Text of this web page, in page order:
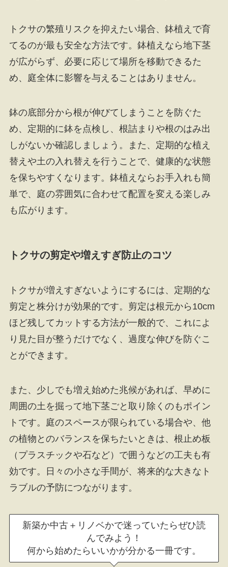
トクサの繁殖リスクを抑えたい場合、鉢植えで育
てるのが最も安全な方法です。鉢植えなら地下茎
が広がらず、必要に応じて場所を移動できるた
め、庭全体に影響を与えることはありません。
鉢の底部分から根が伸びてしまうことを防ぐた
め、定期的に鉢を点検し、根詰まりや根のはみ出
しがないか確認しましょう。また、定期的な植え
替えや土の入れ替えを行うことで、健康的な状態
を保ちやすくなります。鉢植えならお手入れも簡
単で、庭の雰囲気に合わせて配置を変える楽しみ
も広がります。
トクサの剪定や増えすぎ防止のコツ
トクサが増えすぎないようにするには、定期的な
剪定と株分けが効果的です。剪定は根元から10cm
ほど残してカットする方法が一般的で、これによ
り見た目が整うだけでなく、過度な伸びを防ぐこ
とができます。
また、少しでも増え始めた兆候があれば、早めに
周囲の土を掘って地下茎ごと取り除くのもポイン
トです。庭のスペースが限られている場合や、他
の植物とのバランスを保ちたいときは、根止め板
（プラスチックや石など）で囲うなどの工夫も有
効です。日々の小さな手間が、将来的な大きなト
ラブルの予防につながります。
新築か中古＋リノベかで迷っていたらぜひ読
んでみよう！
何から始めたらいいかが分かる一冊です。